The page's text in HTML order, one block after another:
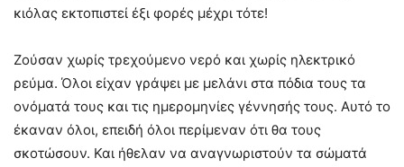
κιόλας εκτοπιστεί έξι φορές μέχρι τότε!
Ζούσαν χωρίς τρεχούμενο νερό και χωρίς ηλεκτρικό
ρεύμα. Όλοι είχαν γράψει με μελάνι στα πόδια τους τα
ονόματά τους και τις ημερομηνίες γέννησής τους. Αυτό το
έκαναν όλοι, επειδή όλοι περίμεναν ότι θα τους
σκοτώσουν. Και ήθελαν να αναγνωριστούν τα σώματά